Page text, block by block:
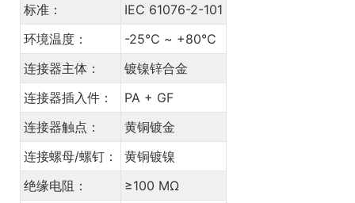
标准：
IEC 61076-2-101
环境温度：
-25℃ ~ +80℃
连接器主体：
镀镍锌合金
连接器插入件：
PA + GF
连接器触点：
黄铜镀金
连接螺母/螺钉：
黄铜镀镍
绝缘电阻：
≥100 MΩ